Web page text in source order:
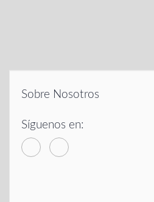
Sobre Nosotros
Síguenos en: